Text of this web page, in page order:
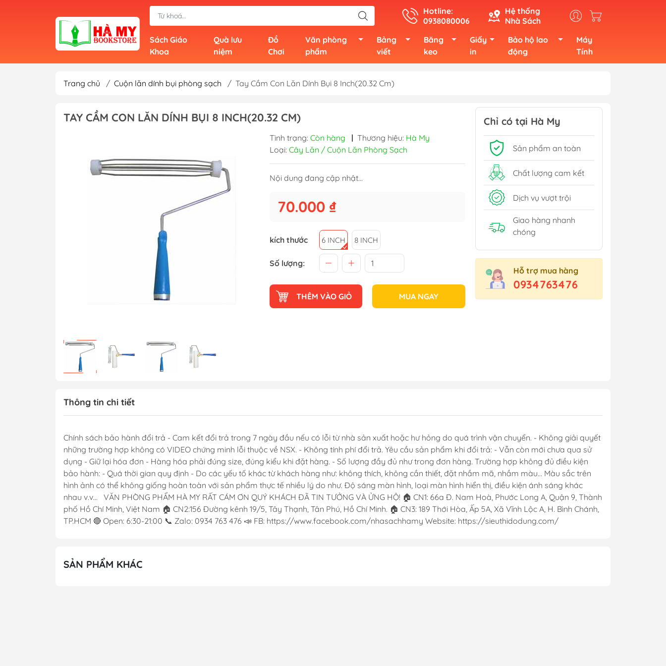
Hotline:
0938080006
Hệ thống
Nhà Sách
Sách Giáo
Khoa
Quà lưu
niệm
Đồ
Chơi
Văn phòng
phẩm
Bảng
viết
Băng
keo
Giấy
in
Bảo hộ lao
động
Máy
Tính
Trang chủ / Cuộn lăn dính bụi phòng sạch / Tay Cầm Con Lăn Dính Bụi 8 Inch(20.32 Cm)
TAY CẦM CON LĂN DÍNH BỤI 8 INCH(20.32 CM)
Tình trạng: Còn hàng | Thương hiệu: Hà My
Loại: Cây Lăn / Cuộn Lăn Phòng Sạch
Nội dung đang cập nhật...
70.000 ₫
kích thước 6 INCH 8 INCH
Số lượng:
THÊM VÀO GIỎ MUA NGAY
Chỉ có tại Hà My
Sản phẩm an toàn
Chất lượng cam kết
Dịch vụ vượt trội
Giao hàng nhanh
chóng
Hỗ trợ mua hàng
0934763476
Thông tin chi tiết
Chính sách bảo hành đổi trả - Cam kết đổi trả trong 7 ngày đầu nếu có lỗi từ nhà sản xuất hoặc hư hỏng do quá trình vận chuyển. - Không giải quyết
những trường hợp không có VIDEO chứng minh lỗi thuộc về NSX. - Không tính phí đổi trả. Yêu cầu sản phẩm khi đổi trả: - Vẫn còn mới chưa qua sử
dụng - Giữ lại hóa đơn - Hàng hóa phải đúng size, đúng kiểu khi đặt hàng. - Số lượng đầy đủ như trong đơn hàng. Trường hợp không đủ điều kiện
bảo hành: - Quá thời gian quy định - Do các yếu tố khác từ khách hàng như: không thích, không cần thiết, đặt nhầm mã, nhầm màu... Màu sắc trên
hình ảnh có thể không giống hoàn toàn với sản phẩm thực tế nhiều lý do như. Độ sáng màn hình, loại màn hình hiển thị, điều kiện ánh sáng khác
nhau v.v... VĂN PHÒNG PHẨM HÀ MY RẤT CÁM ƠN QUÝ KHÁCH ĐÃ TIN TƯỞNG VÀ ỬNG HỘ! 🏠 CN1: 66a Đ. Nam Hoà, Phước Long A, Quận 9, Thành
phố Hồ Chí Minh, Việt Nam 🏠 CN2:156 Đường kênh 19/5, Tây Thạnh, Tân Phú, Hồ Chí Minh. 🏠 CN3: 189 Thới Hòa, Ấp 5A, Xã Vĩnh Lộc A, H. Bình Chánh,
TP.HCM 🔴 Open: 6:30-21:00 📞 Zalo: 0934 763 476 📣 FB: https://www.facebook.com/nhasachhamy Website: https://sieuthidodung.com/
SẢN PHẨM KHÁC